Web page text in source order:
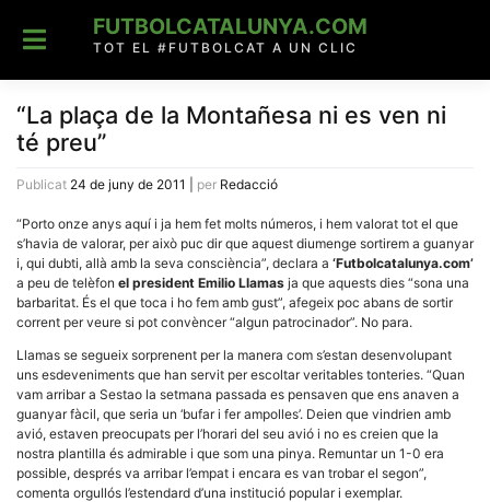
content
FUTBOLCATALUNYA.COM
TOT EL #FUTBOLCAT A UN CLIC
“La plaça de la Montañesa ni es ven ni
té preu”
Publicat 24 de juny de 2011 per Redacció
“Porto onze anys aquí i ja hem fet molts números, i hem valorat tot el que
s’havia de valorar, per això puc dir que aquest diumenge sortirem a guanyar
i, qui dubti, allà amb la seva consciència”, declara a ‘Futbolcatalunya.com’
a peu de telèfon el president Emilio Llamas ja que aquests dies “sona una
barbaritat. És el que toca i ho fem amb gust”, afegeix poc abans de sortir
corrent per veure si pot convèncer “algun patrocinador”. No para.
Llamas se segueix sorprenent per la manera com s’estan desenvolupant
uns esdeveniments que han servit per escoltar veritables tonteries. “Quan
vam arribar a Sestao la setmana passada es pensaven que ens anaven a
guanyar fàcil, que seria un ‘bufar i fer ampolles’. Deien que vindrien amb
avió, estaven preocupats per l’horari del seu avió i no es creien que la
nostra plantilla és admirable i que som una pinya. Remuntar un 1-0 era
possible, després va arribar l’empat i encara es van trobar el segon”,
comenta orgullós l’estendard d’una institució popular i exemplar.